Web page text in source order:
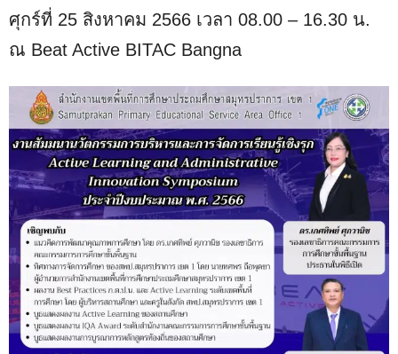
ศุกร์ที่ 25 สิงหาคม 2566 เวลา 08.00 – 16.30 น.
ณ Beat Active BITAC Bangna